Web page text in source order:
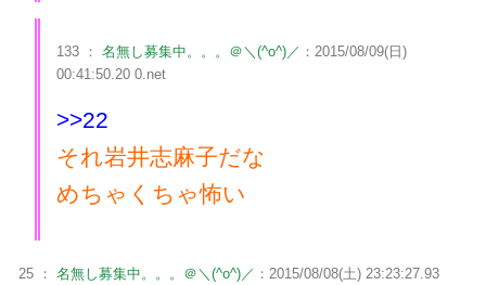
133 ： 名無し募集中。。。＠＼(^o^)／ ：2015/08/09(日)
00:41:50.20 0.net
>>22
それ岩井志麻子だな
めちゃくちゃ怖い
25 ： 名無し募集中。。。＠＼(^o^)／ ：2015/08/08(土) 23:23:27.93